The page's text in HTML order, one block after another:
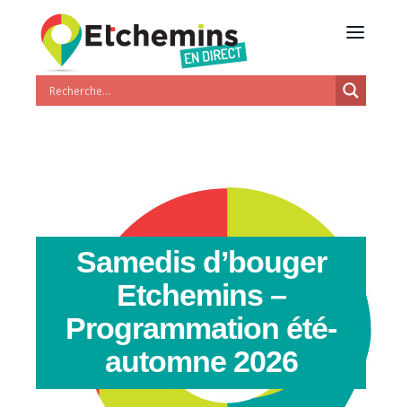
Samedis d’bouger
Etchemins –
Programmation été-
automne 2026